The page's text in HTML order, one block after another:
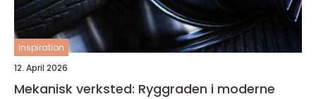
inspiration
12. April 2026
Mekanisk verksted: Ryggraden i moderne